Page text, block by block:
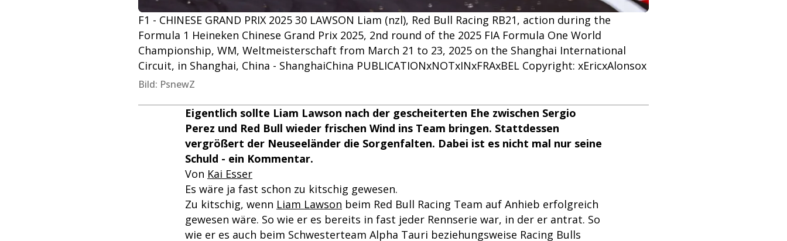
F1 - CHINESE GRAND PRIX 2025 30 LAWSON Liam (nzl), Red Bull Racing RB21, action during the
Formula 1 Heineken Chinese Grand Prix 2025, 2nd round of the 2025 FIA Formula One World
Championship, WM, Weltmeisterschaft from March 21 to 23, 2025 on the Shanghai International
Circuit, in Shanghai, China - ShanghaiChina PUBLICATIONxNOTxINxFRAxBEL Copyright: xEricxAlonsox
Bild: PsnewZ
Eigentlich sollte Liam Lawson nach der gescheiterten Ehe zwischen Sergio
Perez und Red Bull wieder frischen Wind ins Team bringen. Stattdessen
vergrößert der Neuseeländer die Sorgenfalten. Dabei ist es nicht mal nur seine
Schuld - ein Kommentar.
Von Kai Esser
Es wäre ja fast schon zu kitschig gewesen.
Zu kitschig, wenn Liam Lawson beim Red Bull Racing Team auf Anhieb erfolgreich
gewesen wäre. So wie er es bereits in fast jeder Rennserie war, in der er antrat. So
wie er es auch beim Schwesterteam Alpha Tauri beziehungsweise Racing Bulls